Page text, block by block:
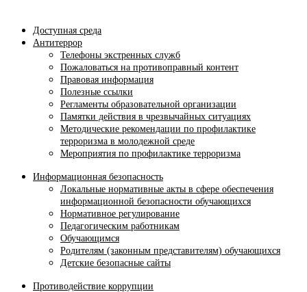
Доступная среда
Антитеррор
Телефоны экстренных служб
Пожаловаться на противоправный контент
Правовая информация
Полезные ссылки
Регламенты образовательной организации
Памятки действия в чрезвычайных ситуациях
Методические рекомендации по профилактике
терроризма в молодежной среде
Мероприятия по профилактике терроризма
Информационная безопасность
Локальные нормативные акты в сфере обеспечения
информационной безопасности обучающихся
Нормативное регулирование
Педагогическим работникам
Обучающимся
Родителям (законным представителям) обучающихся
Детские безопасные сайты
Противодействие коррупции